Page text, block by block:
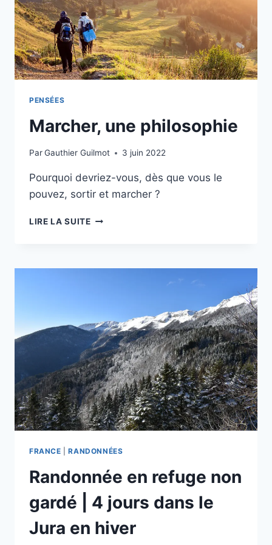
PENSÉES
Marcher, une philosophie
ParGauthier Guilmot 3 juin 2022
Pourquoi devriez-vous, dès que vous le
pouvez, sortir et marcher ?
LIRE LA SUITEMARCHER,
FRANCE |RANDONNÉES
Randonnée en refuge non
gardé | 4 jours dans le
Jura en hiver